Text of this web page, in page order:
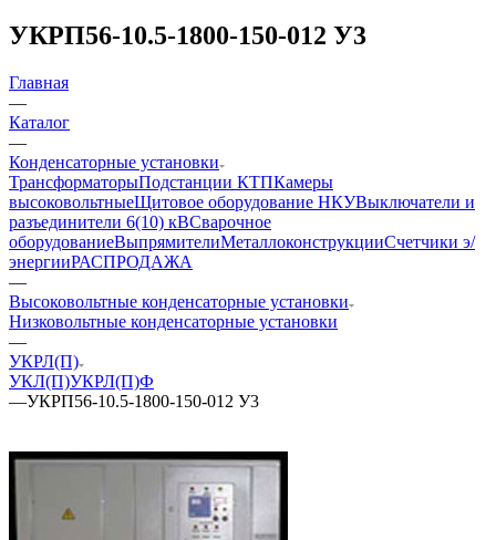
УКРП56-10.5-1800-150-012 У3
Главная
—
Каталог
—
Конденсаторные установки
ТрансформаторыПодстанции КТПКамеры
высоковольтныеЩитовое оборудование НКУВыключатели и
разъединители 6(10) кВСварочное
оборудованиеВыпрямителиМеталлоконструкцииСчетчики э/
энергииРАСПРОДАЖА
—
Высоковольтные конденсаторные установки
Низковольтные конденсаторные установки
—
УКРЛ(П)
УКЛ(П)УКРЛ(П)Ф
—УКРП56-10.5-1800-150-012 У3